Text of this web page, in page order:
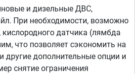
и дизельные ДВС,
При необходимости, возможно
кислородного датчика (лямбда
что позволяет сэкономить на
другие дополнительные опции и
снятие ограничения